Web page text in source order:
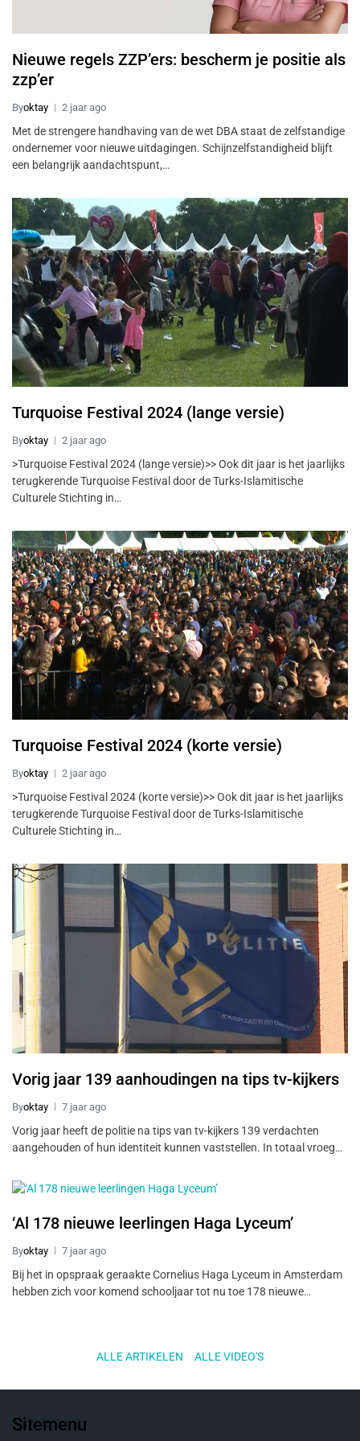
Nieuwe regels ZZP’ers: bescherm je positie als
zzp’er
Byoktay 2 jaar ago
Met de strengere handhaving van de wet DBA staat de zelfstandige
ondernemer voor nieuwe uitdagingen. Schijnzelfstandigheid blijft
een belangrijk aandachtspunt,…
Turquoise Festival 2024 (lange versie)
Byoktay 2 jaar ago
>Turquoise Festival 2024 (lange versie)>> Ook dit jaar is het jaarlijks
terugkerende Turquoise Festival door de Turks-Islamitische
Culturele Stichting in…
Turquoise Festival 2024 (korte versie)
Byoktay 2 jaar ago
>Turquoise Festival 2024 (korte versie)>> Ook dit jaar is het jaarlijks
terugkerende Turquoise Festival door de Turks-Islamitische
Culturele Stichting in…
Vorig jaar 139 aanhoudingen na tips tv-kijkers
Byoktay 7 jaar ago
Vorig jaar heeft de politie na tips van tv-kijkers 139 verdachten
aangehouden of hun identiteit kunnen vaststellen. In totaal vroeg…
‘Al 178 nieuwe leerlingen Haga Lyceum’
Byoktay 7 jaar ago
Bij het in opspraak geraakte Cornelius Haga Lyceum in Amsterdam
hebben zich voor komend schooljaar tot nu toe 178 nieuwe…
ALLE ARTIKELEN ALLE VIDEO'S
Sitemenu